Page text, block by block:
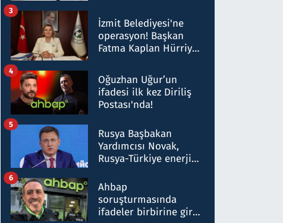
Milyar liralık para
trafiği tespit edildi
İzmit Belediyesi'ne
operasyon! Başkan
Fatma Kaplan Hürriyet
3
Oğuzhan Uğur’un
ifadesi ilk kez Diriliş
Postası'nda!
4
Rusya Başbakan
Yardımcısı Novak,
Rusya-Türkiye enerji
nitelikte olduğunu
belirtti
5
Ahbap
soruşturmasında
ifadeler birbirine girdi:
6